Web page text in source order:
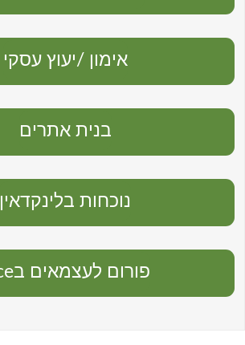
אימון /יעוץ עסקי
בנית אתרים
נוכחות בלינקדאין
פורום לעצמאים בface